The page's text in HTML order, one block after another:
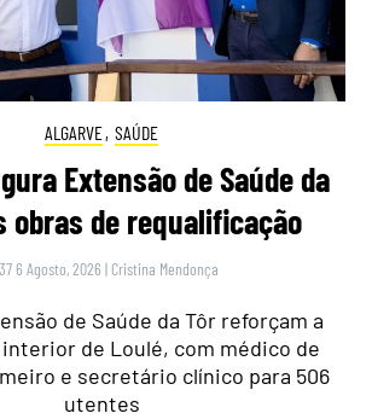
ALGARVE, SAÚDE
Extensão de Saúde da
obras de requalificação
6 Agosto, 2026 | Cristina Mendonça
de Saúde da Tôr reforçam a
de Loulé, com médico de
e secretário clínico para 506
utentes